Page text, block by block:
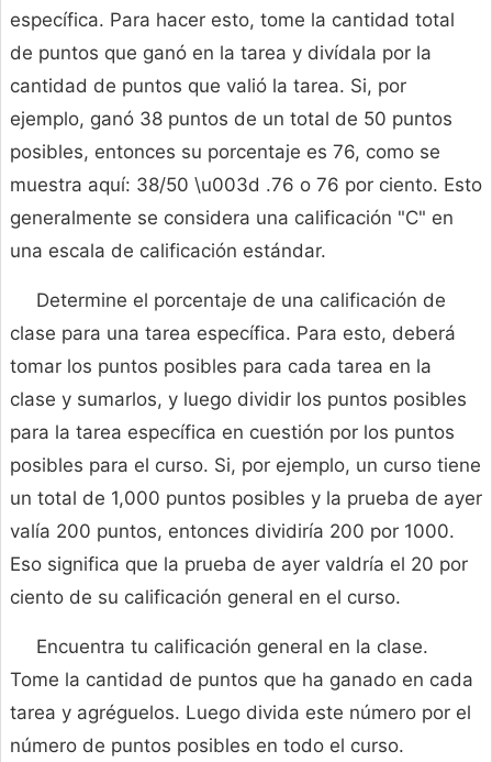
específica. Para hacer esto, tome la cantidad total
de puntos que ganó en la tarea y divídala por la
cantidad de puntos que valió la tarea. Si, por
ejemplo, ganó 38 puntos de un total de 50 puntos
posibles, entonces su porcentaje es 76, como se
muestra aquí: 38/50 \u003d .76 o 76 por ciento. Esto
generalmente se considera una calificación "C" en
una escala de calificación estándar.
Determine el porcentaje de una calificación de
clase para una tarea específica. Para esto, deberá
tomar los puntos posibles para cada tarea en la
clase y sumarlos, y luego dividir los puntos posibles
para la tarea específica en cuestión por los puntos
posibles para el curso. Si, por ejemplo, un curso tiene
un total de 1,000 puntos posibles y la prueba de ayer
valía 200 puntos, entonces dividiría 200 por 1000.
Eso significa que la prueba de ayer valdría el 20 por
ciento de su calificación general en el curso.
Encuentra tu calificación general en la clase.
Tome la cantidad de puntos que ha ganado en cada
tarea y agréguelos. Luego divida este número por el
número de puntos posibles en todo el curso.